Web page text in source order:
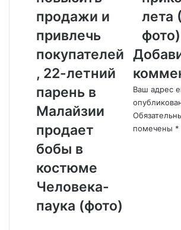
б
п
о
в
ы
и
т
п
р
д
а
и
продажи и
привлечь
покупателей
, 22-летний
парень в
Малайзии
продает
бобы в
костюме
Человека-
паука (фото)
л
д
н
и
е
п
р
и
лета
фото)
Ваш адрес
помечены *